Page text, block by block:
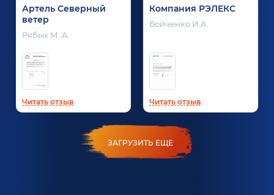
Артель Северный
ветер
Рябых М. А.
Читать отзыв
Компания РЭЛЕКС
Бойченко И.А.
Читать отзыв
ЗАГРУЗИТЬ ЕЩЕ